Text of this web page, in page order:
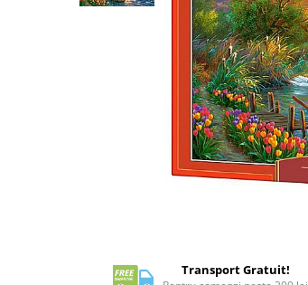
Smart Games
Transport Gratuit!